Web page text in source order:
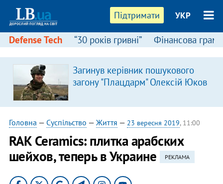
Підтримати УКР
Defense Tech “30 років гривні” Фінансова
Загинув керівник пошукового
загону "Плацдарм" Олексій Юков
Головна — Суспільство — Життя — 23 вересня 2019, 11:00
RAK Ceramics: плитка арабских
шейхов, теперь в Украине
РЕКЛАМА